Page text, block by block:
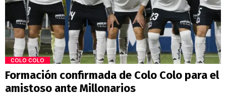
COLO COLO
Formación confirmada de Colo Colo para el
amistoso ante Millonarios